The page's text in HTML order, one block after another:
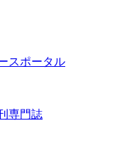
スポータル
専門誌